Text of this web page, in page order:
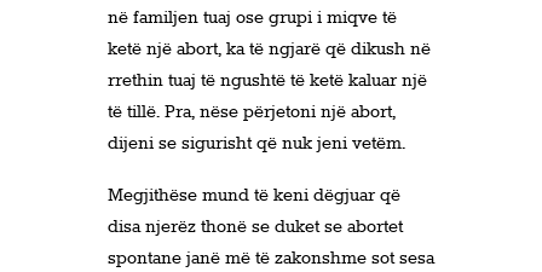
në familjen tuaj ose grupi i miqve të
ketë një abort, ka të ngjarë që dikush në
rrethin tuaj të ngushtë të ketë kaluar një
të tillë. Pra, nëse përjetoni një abort,
dijeni se sigurisht që nuk jeni vetëm.
Megjithëse mund të keni dëgjuar që
disa njerëz thonë se duket se abortet
spontane janë më të zakonshme sot sesa